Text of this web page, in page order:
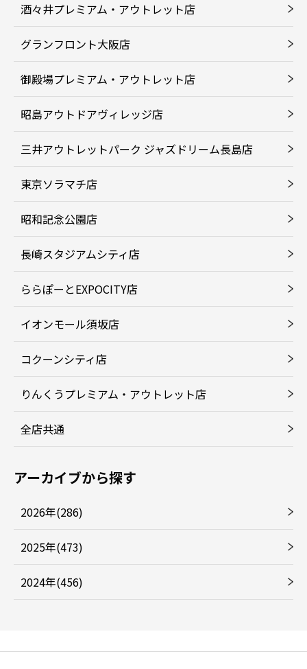
酒々井プレミアム・アウトレット店
グランフロント大阪店
御殿場プレミアム・アウトレット店
昭島アウトドアヴィレッジ店
三井アウトレットパーク ジャズドリーム長島店
東京ソラマチ店
昭和記念公園店
長崎スタジアムシティ店
ららぽーとEXPOCITY店
イオンモール須坂店
コクーンシティ店
りんくうプレミアム・アウトレット店
全店共通
アーカイブから探す
2026年(286)
2025年(473)
2024年(456)